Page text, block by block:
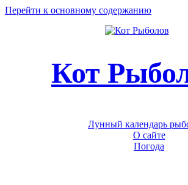
Перейти к основному содержанию
Кот
Лунный календарь
О сайте
Погода